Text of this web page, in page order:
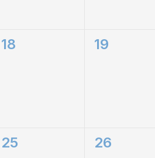
0
18
0
19
0
25
0
26